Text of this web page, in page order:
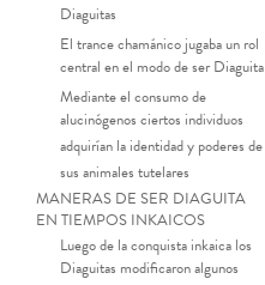
Diaguitas
El trance chamánico jugaba un rol
central en el modo de ser Diaguita
Mediante el consumo de
alucinógenos ciertos individuos
adquirían la identidad y poderes de
sus animales tutelares
MANERAS DE SER DIAGUITA
EN TIEMPOS INKAICOS
Luego de la conquista inkaica los
Diaguitas modificaron algunos